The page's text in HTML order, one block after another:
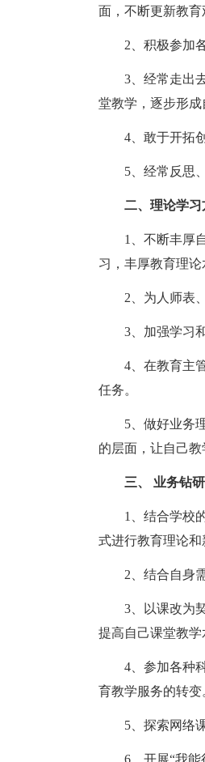
面，不断更新教育
2、积极参加
3、经常走出
堂教学，逐步形成
4、敢于开拓
5、经常反思
二、理论学习
1、不断丰厚
习，丰厚教育理
2、为人师表
3、加强学习
4、在教育主
任务。
5、做好业务
的层面，让自己教
三、 业务钻
1、结合学校
式进行教育理论和
2、结合自身
3、以课改为
提高自己课堂教学
4、参加各种
育教学服务的转变
5、探索网络
6、开展“我